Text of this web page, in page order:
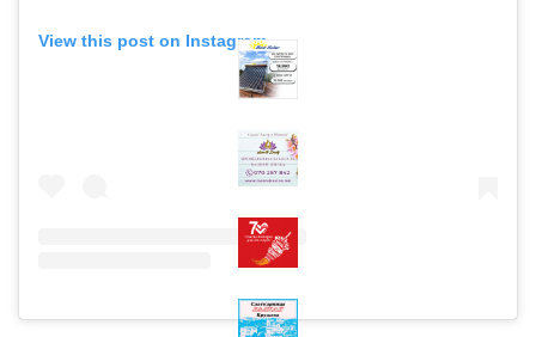
View this post on Instagram